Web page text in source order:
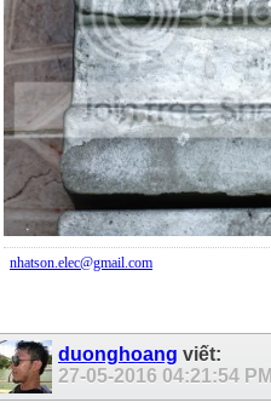
nhatson.elec@gmail.com
duonghoang viết:
27-05-2016 04:21:54 PM